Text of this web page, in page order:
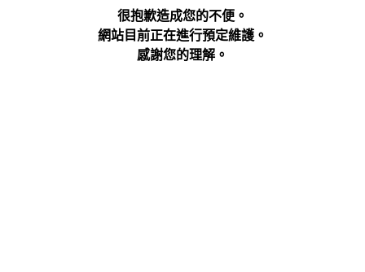
很抱歉造成您的不便。
網站目前正在進行預定維護。
感謝您的理解。